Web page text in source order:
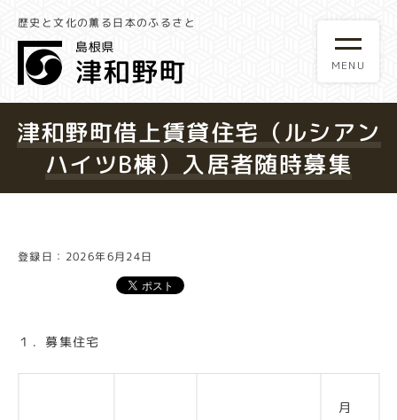
歴史と文化の薫る日本のふるさと
津和野町借上賃貸住宅（ルシアン
ハイツB棟）入居者随時募集
登録日：2026年6月24日
１．募集住宅
月